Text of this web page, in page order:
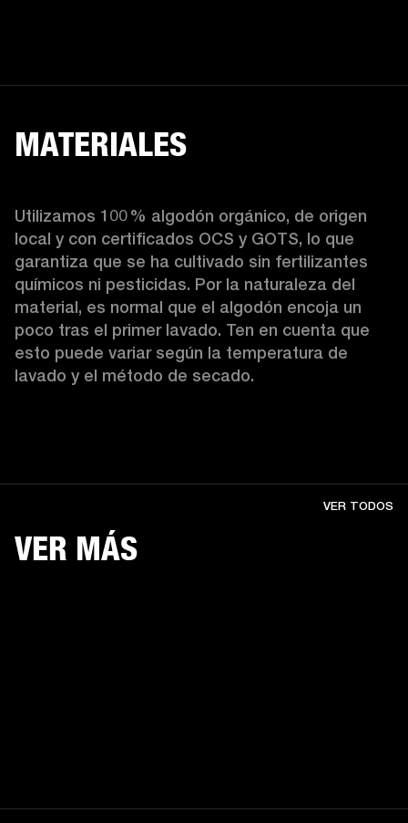
MATERIALES
Utilizamos 100 % algodón orgánico, de origen
local y con certificados OCS y GOTS, lo que
garantiza que se ha cultivado sin fertilizantes
químicos ni pesticidas. Por la naturaleza del
material, es normal que el algodón encoja un
poco tras el primer lavado. Ten en cuenta que
esto puede variar según la temperatura de
lavado y el método de secado.
VER MÁS
VER TODOS